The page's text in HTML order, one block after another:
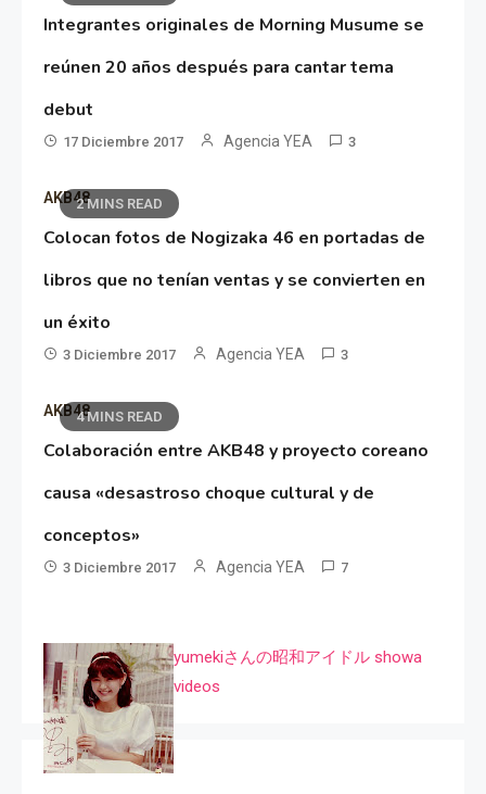
Integrantes originales de Morning Musume se
reúnen 20 años después para cantar tema
debut
17 Diciembre 2017 Agencia YEA 3
2 MINS READ
AKB48
Colocan fotos de Nogizaka 46 en portadas de
libros que no tenían ventas y se convierten en
un éxito
3 Diciembre 2017 Agencia YEA 3
4 MINS READ
AKB48
Colaboración entre AKB48 y proyecto coreano
causa «desastroso choque cultural y de
conceptos»
3 Diciembre 2017 Agencia YEA 7
yumekiさんの昭和アイドル showa
videos